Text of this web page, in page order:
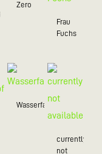
Zero
Frau
Fuchs
Wasserfall
currently
not